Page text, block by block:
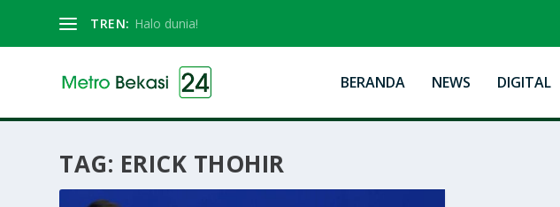
TREN: Halo dunia!
BERANDA NEWS DIGITAL
TAG: ERICK THOHIR